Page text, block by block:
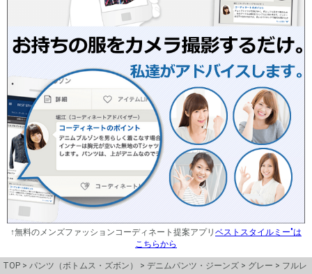
↑無料のメンズファッションコーディネート提案アプリ ベストスタイルミー"は
こちらから
TOP パンツ（ボトムス・ズボン） デニムパンツ・ジーンズ グレー
フルレ